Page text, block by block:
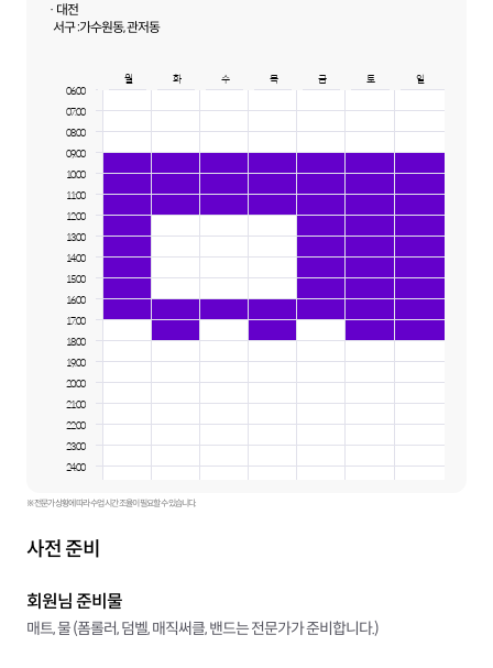
· 대전
서구 :가수원동, 관저동
월 화 수 목 금 토
일
06:00
07:00
08:00
09:00
10:00
11:00
12:00
13:00
14:00
15:00
16:00
17:00
18:00
19:00
20:00
21:00
22:00
23:00
24:00
※ 전문가 상황에 따라 수업 시간 조율이 필요할 수 있습니다.
사전 준비
회원님 준비물
매트, 물 (폼롤러, 덤벨, 매직써클, 밴드는 전문가가 준비합니다.)